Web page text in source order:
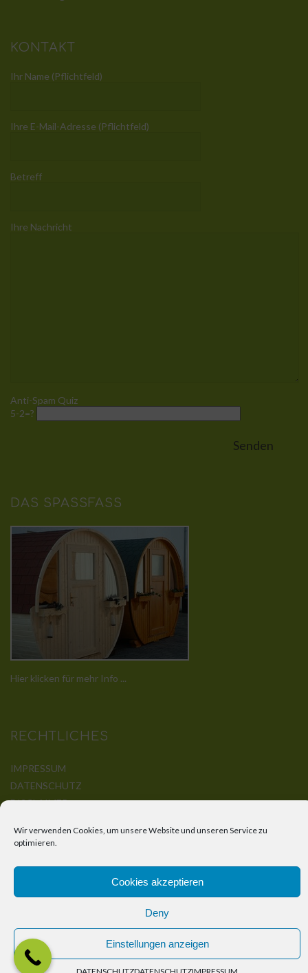
Wir verwenden Cookies, um unsere Website und unseren Service zu
optimieren.
Cookies akzeptieren
Deny
Einstellungen anzeigen
KONTAKT
Ihr Name (Pflichtfeld)
Ihre E-Mail-Adresse (Pflichtfeld)
Betreff
Ihre Nachricht
Anti-Spam Quiz
5-2=?
DAS SPASSFASS
Hier klicken für mehr Info ...
RECHTLICHES
IMPRESSUM
DATENSCHUTZ
DISCLAIMER